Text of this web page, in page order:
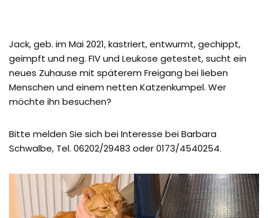
Jack, geb. im Mai 2021, kastriert, entwurmt, gechippt,
geimpft und neg. FIV und Leukose getestet, sucht ein
neues Zuhause mit späterem Freigang bei lieben
Menschen und einem netten Katzenkumpel. Wer
möchte ihn besuchen?
Bitte melden Sie sich bei Interesse bei Barbara
Schwalbe, Tel. 06202/29483 oder 0173/4540254.